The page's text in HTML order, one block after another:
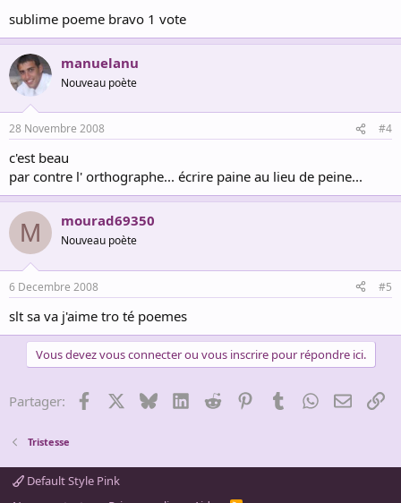
sublime poeme bravo 1 vote
manuelanu
Nouveau poète
28 Novembre 2008 #4
c'est beau
par contre l' orthographe... écrire paine au lieu de peine...
M mourad69350
Nouveau poète
6 Decembre 2008 #5
slt sa va j'aime tro té poemes
Vous devez vous connecter ou vous inscrire pour répondre ici.
Partager: Facebook BlueskyLinkedInReddit PinterestTumblrWhatsApp
Email
Tristesse
Default Style Pink